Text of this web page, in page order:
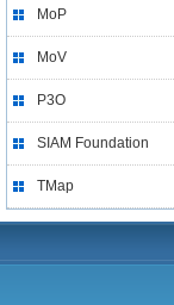
MoP
MoV
P3O
SIAM Foundation
TMap